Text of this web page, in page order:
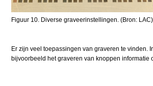
Figuur 10. Diverse graveerinstellingen. (Bron:
Er zijn veel toepassingen van graveren te vinden.
bijvoorbeeld het graveren van knoppen informatie